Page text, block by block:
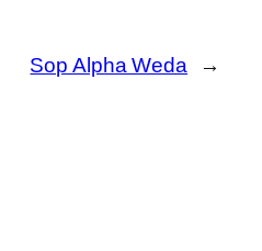
Sop Alpha Weda →